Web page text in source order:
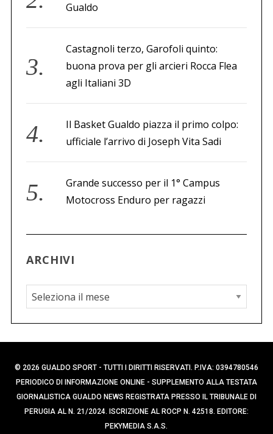
Gualdo
Castagnoli terzo, Garofoli quinto:
buona prova per gli arcieri Rocca Flea
agli Italiani 3D
Il Basket Gualdo piazza il primo colpo:
ufficiale l’arrivo di Joseph Vita Sadi
Grande successo per il 1° Campus
Motocross Enduro per ragazzi
ARCHIVI
A
r
c
h
i
v
i
© 2026 GUALDO SPORT - TUTTI I DIRITTI RISERVATI. P.IVA: 0394780546
PERIODICO DI INFORMAZIONE ONLINE - SUPPLEMENTO ALLA TESTATA
GIORNALISTICA GUALDO NEWS REGISTRATA PRESSO IL TRIBUNALE DI
PERUGIA AL N. 21/2024. ISCRIZIONE AL ROCP N. 42518. EDITORE:
PEKYMEDIA S.A.S.